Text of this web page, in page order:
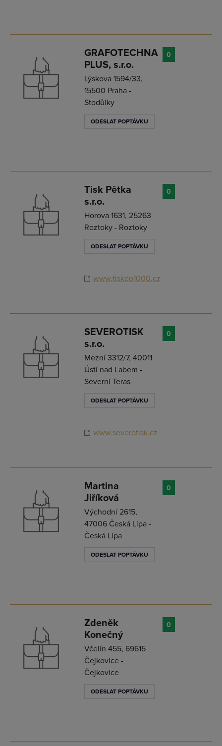
GRAFOTECHNA
PLUS, s.r.o.
Lýskova 1594/33,
15500 Praha -
Stodůlky
ODESLAT POPTÁVKU
0
Tisk Pětka
s.r.o.
Horova 1631, 25263
Roztoky - Roztoky
ODESLAT POPTÁVKU
www.tiskdo1000.cz
0
SEVEROTISK
s.r.o.
Mezní 3312/7, 40011
Ústí nad Labem -
Severní Teras
ODESLAT POPTÁVKU
www.severotisk.cz
0
Martina
Jiříková
Východní 2615,
47006 Česká Lípa -
Česká Lípa
ODESLAT POPTÁVKU
0
Zdeněk
Konečný
Včelín 455, 69615
Čejkovice -
Čejkovice
ODESLAT POPTÁVKU
0